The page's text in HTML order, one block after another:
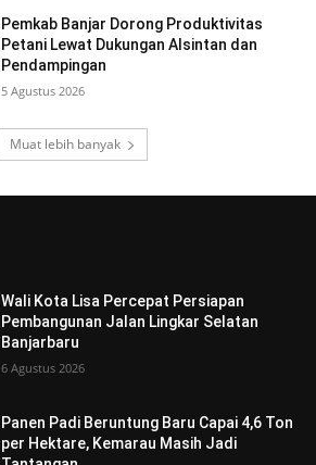
Pemkab Banjar Dorong Produktivitas
Petani Lewat Dukungan Alsintan dan
Pendampingan
5 Agustus 2026
Muat lebih banyak
Wali Kota Lisa Percepat Persiapan
Pembangunan Jalan Lingkar Selatan
Banjarbaru
6 Agustus 2026
Panen Padi Beruntung Baru Capai 4,6 Ton
per Hektare, Kemarau Masih Jadi